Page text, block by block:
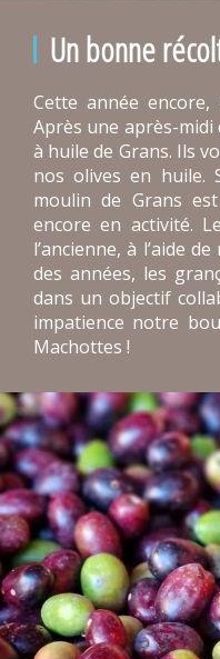
Un bonne
Cette année
Après une après-
à huile de Grans. Ils
nos olives en huile.
moulin de Grans
encore en activité.
l’ancienne, à l’aide
des années, les
dans un objectif
impatience notre
Machottes !